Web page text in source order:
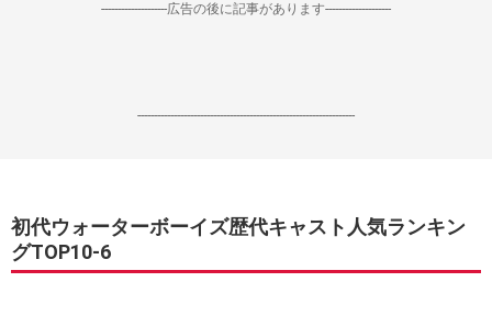
--------------------広告の後に記事があります--------------------
------------------------------------------------------------------
初代ウォーターボーイズ歴代キャスト人気ランキン
グTOP10-6